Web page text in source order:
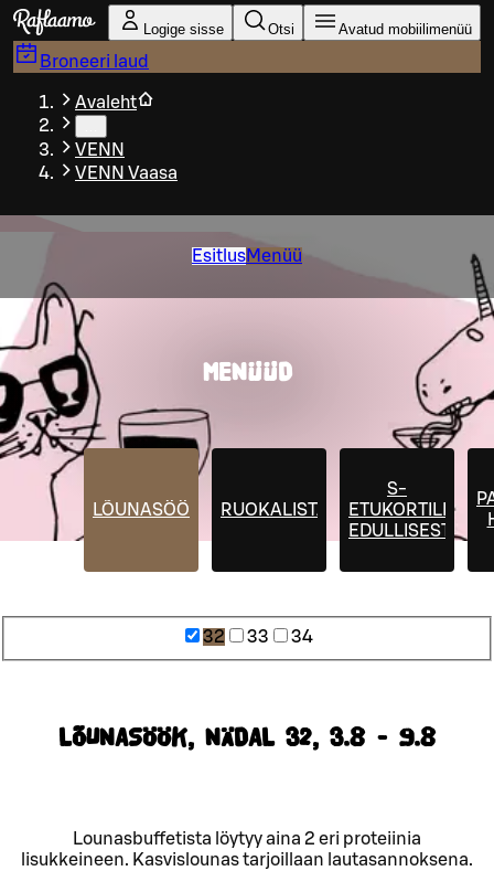
Liigu peamise sisu juurde
Logige sisse Otsi Avatud mobiilimenüü
Broneeri laud
Avaleht
VENN
VENN Vaasa
EsitlusMenüü
MENÜÜD
LÕUNASÖÖK RUOKALISTA
S-
ETUKORTILLA
EDULLISESTI
32 33 34
LÕUNASÖÖK, NÄDAL 32, 3.8 - 9.8
Lounasbuffetista löytyy aina 2 eri proteiinia
lisukkeineen. Kasvislounas tarjoillaan lautasannoksena.